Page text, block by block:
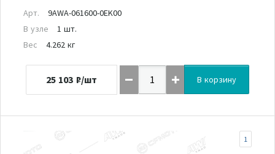
Арт.
9AWA-061600-0EK00
В узле
1 шт.
Вес
4.262 кг
25 103 ₽/шт В корзину
1